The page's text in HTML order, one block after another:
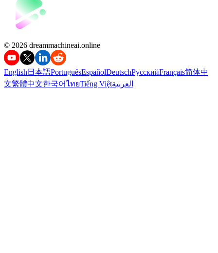
©️ 2026 dreammachineai.online
English 日本語PortuguêsEspañolDeutschРусскийFrançais简体中
文繁體中文한국어ไทยTiếng Việtالعربية